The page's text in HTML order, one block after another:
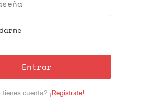
Entrar
tienes cuenta? ¡Registrate!